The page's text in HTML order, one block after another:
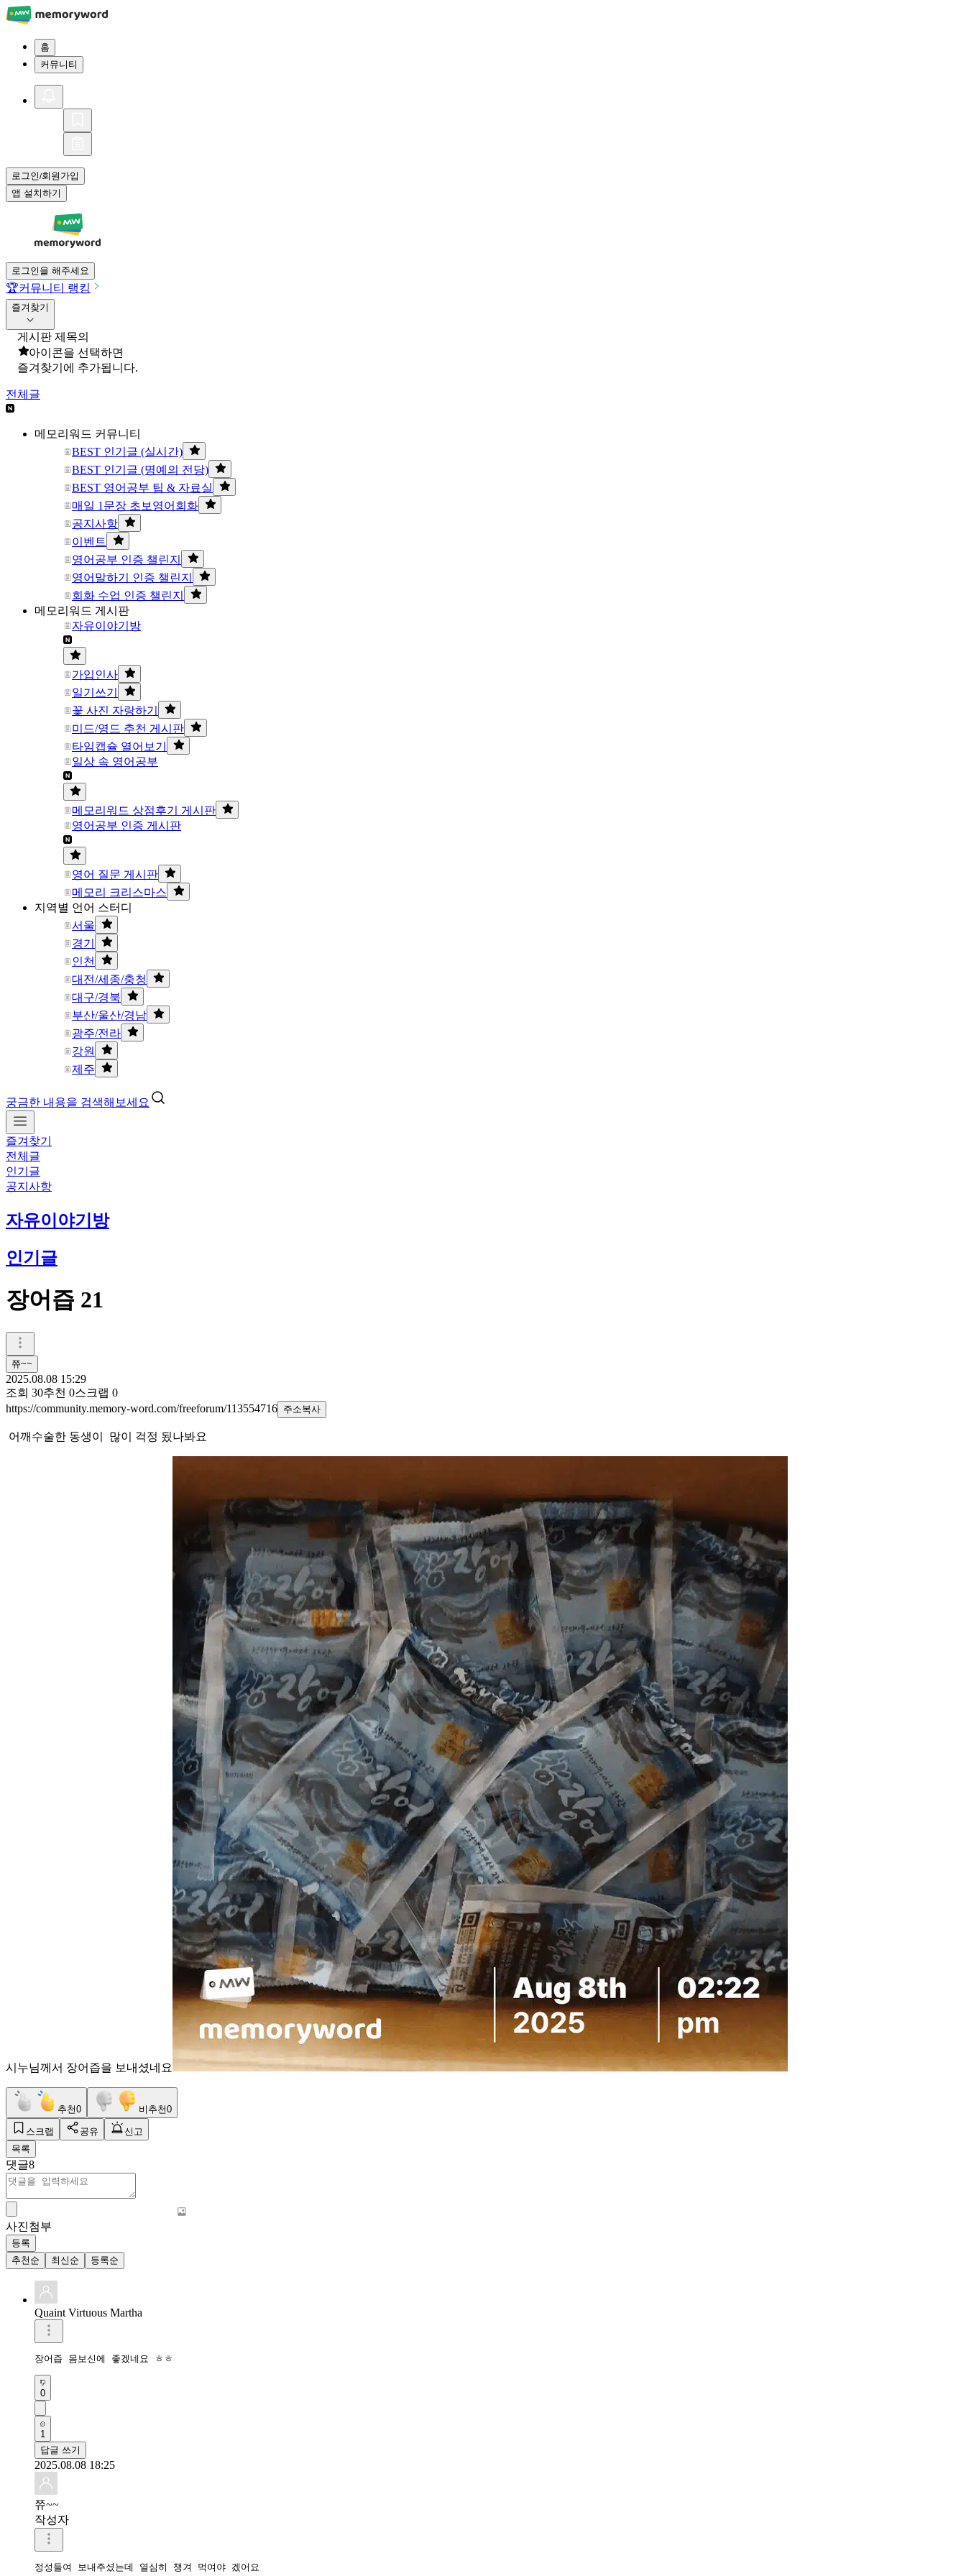
홈
커뮤니티
로그인/회원가입
앱 설치하기
로그인을 해주세요
🏆커뮤니티 랭킹
즐겨찾기
게시판 제목의
아이콘을 선택하면
즐겨찾기에 추가됩니다.
전체글
메모리워드 커뮤니티
BEST 인기글 (실시간)
BEST 인기글 (명예의 전당)
BEST 영어공부 팁 & 자료실
매일 1문장 초보영어회화
공지사항
이벤트
영어공부 인증 챌린지
영어말하기 인증 챌린지
회화 수업 인증 챌린지
메모리워드 게시판
자유이야기방
가입인사
일기쓰기
꽃 사진 자랑하기
미드/영드 추천 게시판
타임캡슐 열어보기
일상 속 영어공부
메모리워드 상점후기 게시판
영어공부 인증 게시판
영어 질문 게시판
메모리 크리스마스
지역별 언어 스터디
서울
경기
인천
대전/세종/충청
대구/경북
부산/울산/경남
광주/전라
강원
제주
궁금한 내용을 검색해보세요
즐겨찾기
전체글
인기글
공지사항
자유이야기방
인기글
장어즙 21
쮸~~
2025.08.08 15:29
조회 30추천 0스크랩 0
https://community.memory-word.com/freeforum/113554716 주소복사
어깨수술한 동생이 많이 걱정 됬나봐요
시누님께서 장어즙을 보내셨네요
추천0 비추천0
스크랩 공유
신고
목록
댓글8
사진첨부
등록
추천순
최신순 등록순
Quaint Virtuous Martha
장어즙 몸보신에 좋겠네요 ㅎㅎ
0
1
답글 쓰기
2025.08.08 18:25
쮸~~
작성자
정성들여 보내주셨는데 열심히 챙겨 먹여야 겠어요